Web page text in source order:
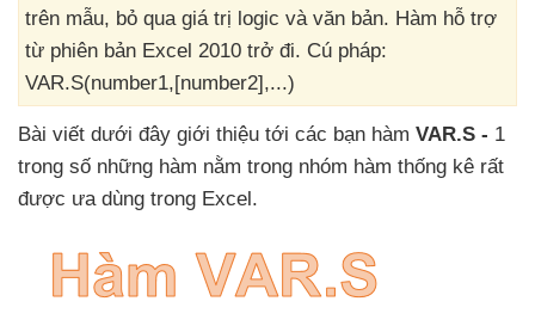
trên mẫu, bỏ qua giá trị logic và văn bản. Hàm hỗ trợ
từ phiên bản Excel 2010 trở đi. Cú pháp:
VAR.S(number1,[number2],...)
Bài viết dưới đây giới thiệu tới các bạn hàm VAR.S - 1
trong số những hàm nằm trong nhóm hàm thống kê rất
được ưa dùng trong Excel.